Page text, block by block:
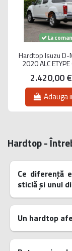
La
Hardtop Isuzu
2020 ALC
2.420,00 €
Adauga
Hardtop -
Ce diferență
sticlă și unul
Un hardtop